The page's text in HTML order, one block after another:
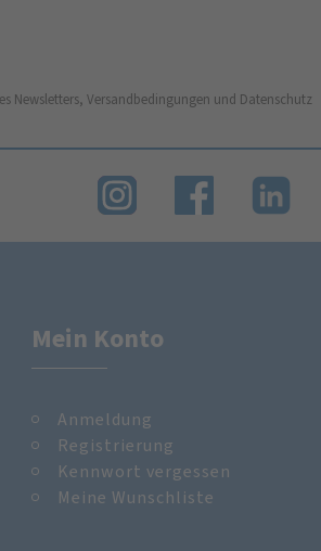
Newsletters, Versandbedingungen und Datenschutz
Mein Konto
Anmeldung
Registrierung
Kennwort vergessen
Meine Wunschliste